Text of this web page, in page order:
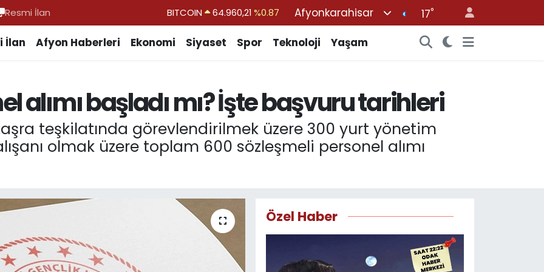
Resmi İlan DOLAR 47,7436%0.18
BİST100
13.779
%-14
BITCOIN
64.960,21 %0.87
Afyonkarahisar 17°
İlan Afyon Haberleri Ekonomi Siyaset Spor Teknoloji Yaşam
alımı başladı mı? İşte başvuru tarihleri
teşkilatında görevlendirilmek üzere 300 yurt yönetim
olmak üzere toplam 600 sözleşmeli personel alımı
Özel Haber